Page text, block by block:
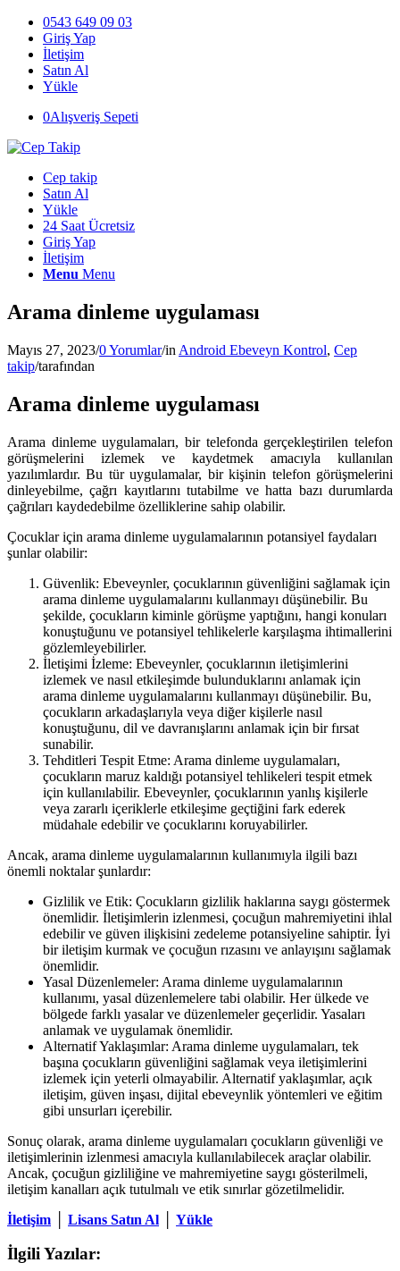
0543 649 09 03
Giriş Yap
İletişim
Satın Al
Yükle
0Alışveriş Sepeti
Cep takip
Satın Al
Yükle
24 Saat Ücretsiz
Giriş Yap
İletişim
Menu Menu
Arama dinleme uygulaması
Mayıs 27, 2023/0 Yorumlar/in Android Ebeveyn Kontrol, Cep
takip/tarafından
Arama dinleme uygulaması
Arama dinleme uygulamaları, bir telefonda gerçekleştirilen telefon
görüşmelerini izlemek ve kaydetmek amacıyla kullanılan
yazılımlardır. Bu tür uygulamalar, bir kişinin telefon görüşmelerini
dinleyebilme, çağrı kayıtlarını tutabilme ve hatta bazı durumlarda
çağrıları kaydedebilme özelliklerine sahip olabilir.
Çocuklar için arama dinleme uygulamalarının potansiyel faydaları
şunlar olabilir:
Güvenlik: Ebeveynler, çocuklarının güvenliğini sağlamak için
arama dinleme uygulamalarını kullanmayı düşünebilir. Bu
şekilde, çocukların kiminle görüşme yaptığını, hangi konuları
konuştuğunu ve potansiyel tehlikelerle karşılaşma ihtimallerini
gözlemleyebilirler.
İletişimi İzleme: Ebeveynler, çocuklarının iletişimlerini
izlemek ve nasıl etkileşimde bulunduklarını anlamak için
arama dinleme uygulamalarını kullanmayı düşünebilir. Bu,
çocukların arkadaşlarıyla veya diğer kişilerle nasıl
konuştuğunu, dil ve davranışlarını anlamak için bir fırsat
sunabilir.
Tehditleri Tespit Etme: Arama dinleme uygulamaları,
çocukların maruz kaldığı potansiyel tehlikeleri tespit etmek
için kullanılabilir. Ebeveynler, çocuklarının yanlış kişilerle
veya zararlı içeriklerle etkileşime geçtiğini fark ederek
müdahale edebilir ve çocuklarını koruyabilirler.
Ancak, arama dinleme uygulamalarının kullanımıyla ilgili bazı
önemli noktalar şunlardır:
Gizlilik ve Etik: Çocukların gizlilik haklarına saygı göstermek
önemlidir. İletişimlerin izlenmesi, çocuğun mahremiyetini ihlal
edebilir ve güven ilişkisini zedeleme potansiyeline sahiptir. İyi
bir iletişim kurmak ve çocuğun rızasını ve anlayışını sağlamak
önemlidir.
Yasal Düzenlemeler: Arama dinleme uygulamalarının
kullanımı, yasal düzenlemelere tabi olabilir. Her ülkede ve
bölgede farklı yasalar ve düzenlemeler geçerlidir. Yasaları
anlamak ve uygulamak önemlidir.
Alternatif Yaklaşımlar: Arama dinleme uygulamaları, tek
başına çocukların güvenliğini sağlamak veya iletişimlerini
izlemek için yeterli olmayabilir. Alternatif yaklaşımlar, açık
iletişim, güven inşası, dijital ebeveynlik yöntemleri ve eğitim
gibi unsurları içerebilir.
Sonuç olarak, arama dinleme uygulamaları çocukların güvenliği ve
iletişimlerinin izlenmesi amacıyla kullanılabilecek araçlar olabilir.
Ancak, çocuğun gizliliğine ve mahremiyetine saygı gösterilmeli,
iletişim kanalları açık tutulmalı ve etik sınırlar gözetilmelidir.
İletişim
Lisans Satın Al Yükle
İlgili Yazılar: